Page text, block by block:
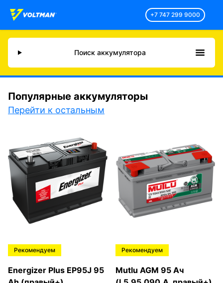
+7 747 299 9000
Поиск аккумулятора
Популярные аккумуляторы
Перейти к остальным
Рекомендуем
Energizer Plus EP95J 95
Рекомендуем
Mutlu AGM 95 Ач